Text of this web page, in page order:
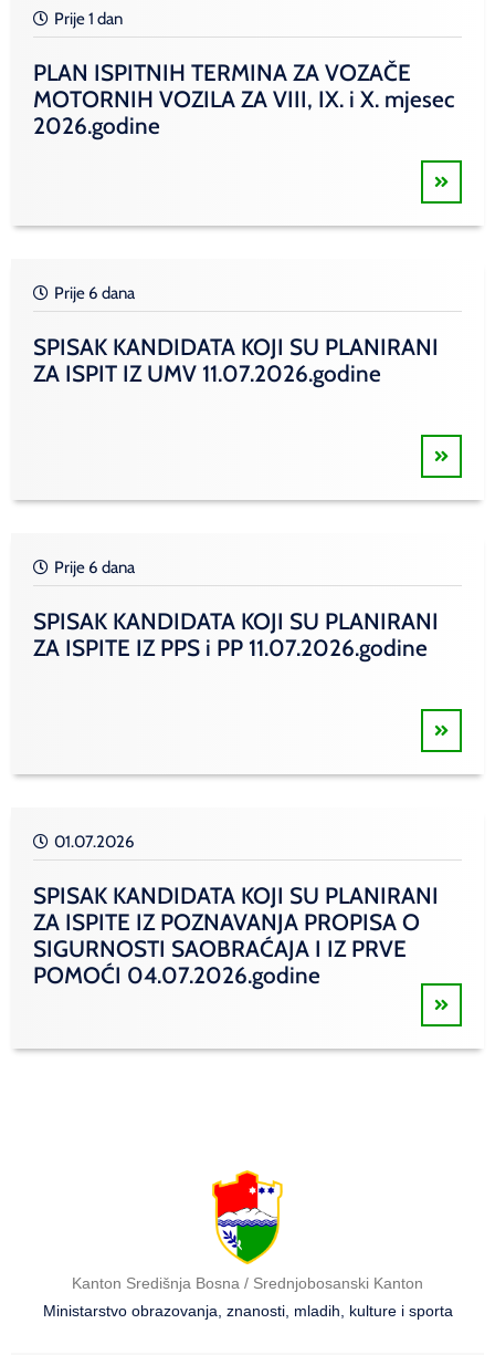
Prije 1 dan
PLAN ISPITNIH TERMINA ZA VOZAČE
MOTORNIH VOZILA ZA VIII, IX. i X. mjesec
2026.godine
Prije 6 dana
SPISAK KANDIDATA KOJI SU PLANIRANI
ZA ISPIT IZ UMV 11.07.2026.godine
Prije 6 dana
SPISAK KANDIDATA KOJI SU PLANIRANI
ZA ISPITE IZ PPS i PP 11.07.2026.godine
01.07.2026
SPISAK KANDIDATA KOJI SU PLANIRANI
ZA ISPITE IZ POZNAVANJA PROPISA O
SIGURNOSTI SAOBRAĆAJA I IZ PRVE
POMOĆI 04.07.2026.godine
Kanton Središnja Bosna / Srednjobosanski Kanton
Ministarstvo obrazovanja, znanosti, mladih, kulture i sporta